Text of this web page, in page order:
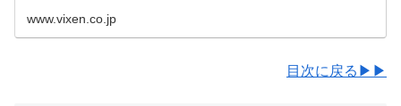
www.vixen.co.jp
目次に戻る▶▶